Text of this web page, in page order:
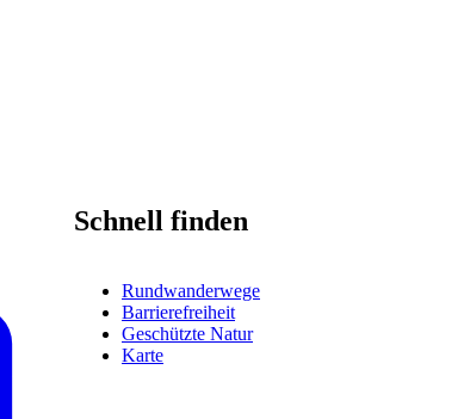
Schnell finden
Rundwanderwege
Barrierefreiheit
Geschützte Natur
Karte